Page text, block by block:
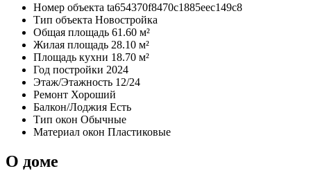
Номер объекта ta654370f8470c1885eec149c8
Тип объекта Новостройка
Общая площадь 61.60 м²
Жилая площадь 28.10 м²
Площадь кухни 18.70 м²
Год постройки 2024
Этаж/Этажность 12/24
Ремонт Хороший
Балкон/Лоджия Есть
Тип окон Обычные
Материал окон Пластиковые
О доме